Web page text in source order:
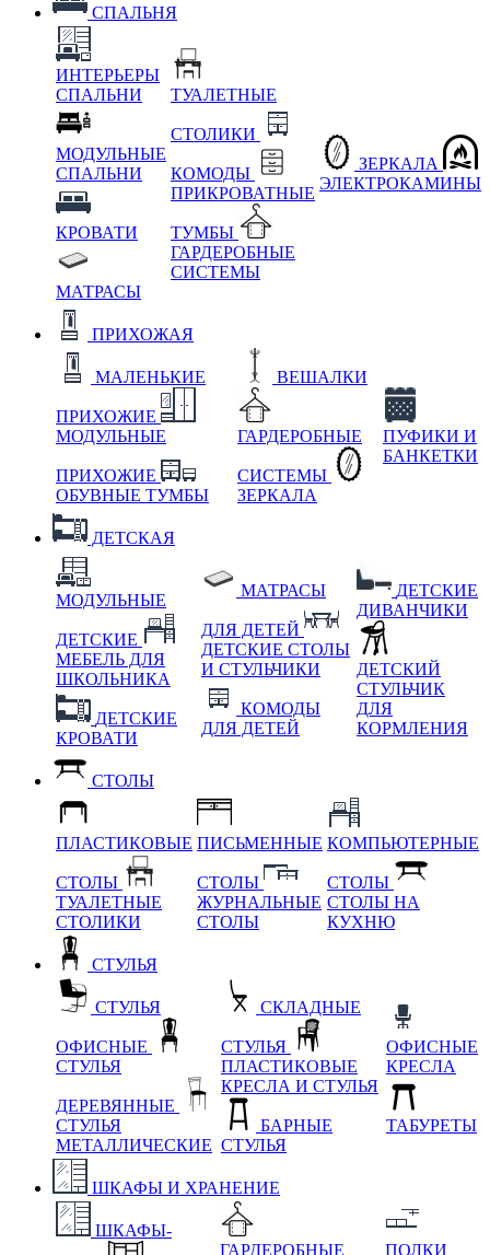
СПАЛЬНЯ
ИНТЕРЬЕРЫ
СПАЛЬНИ
МОДУЛЬНЫЕ
СПАЛЬНИ
КРОВАТИ
МАТРАСЫ
ТУАЛЕТНЫЕ
СТОЛИКИ
КОМОДЫ
ПРИКРОВАТНЫЕ
ТУМБЫ
ГАРДЕРОБНЫЕ
СИСТЕМЫ
ЗЕРКАЛА
ЭЛЕКТРОКАМИНЫ
ПРИХОЖАЯ
МАЛЕНЬКИЕ
ПРИХОЖИЕ
МОДУЛЬНЫЕ
ПРИХОЖИЕ
ОБУВНЫЕ ТУМБЫ
ВЕШАЛКИ
ГАРДЕРОБНЫЕ
СИСТЕМЫ
ЗЕРКАЛА
ПУФИКИ И
БАНКЕТКИ
ДЕТСКАЯ
МОДУЛЬНЫЕ
ДЕТСКИЕ
МЕБЕЛЬ ДЛЯ
ШКОЛЬНИКА
ДЕТСКИЕ
КРОВАТИ
МАТРАСЫ
ДЛЯ ДЕТЕЙ
ДЕТСКИЕ СТОЛЫ
И СТУЛЬЧИКИ
КОМОДЫ
ДЛЯ ДЕТЕЙ
ДЕТСКИЕ
ДИВАНЧИКИ
ДЕТСКИЙ
СТУЛЬЧИК
ДЛЯ
КОРМЛЕНИЯ
СТОЛЫ
ПЛАСТИКОВЫЕ
СТОЛЫ
ТУАЛЕТНЫЕ
СТОЛИКИ
ПИСЬМЕННЫЕ
СТОЛЫ
ЖУРНАЛЬНЫЕ
СТОЛЫ
КОМПЬЮТЕРНЫЕ
СТОЛЫ
СТОЛЫ НА
КУХНЮ
СТУЛЬЯ
СТУЛЬЯ
ОФИСНЫЕ
СТУЛЬЯ
ДЕРЕВЯННЫЕ
СТУЛЬЯ
МЕТАЛЛИЧЕСКИЕ
СКЛАДНЫЕ
СТУЛЬЯ
ПЛАСТИКОВЫЕ
КРЕСЛА И СТУЛЬЯ
БАРНЫЕ
СТУЛЬЯ
ОФИСНЫЕ
КРЕСЛА
ТАБУРЕТЫ
ШКАФЫ И ХРАНЕНИЕ
ШКАФЫ-
ГАРДЕРОБНЫЕ
ПОЛКИ